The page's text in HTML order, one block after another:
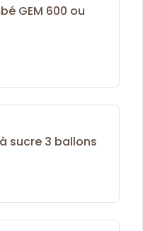
GEM 600 ou
sucre 3 ballons